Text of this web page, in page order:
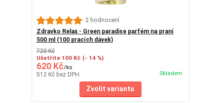
2 hodnocení
Zdravko Relax - Green paradise parfém na praní
500 ml (100 pracích dávek)
720 Kč
Ušetříte 100 Kč (- 14 %)
620 Kč/ks
512 Kč bez DPH Skladem
Zvolit variantu